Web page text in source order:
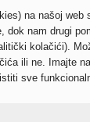
na našoj web
dok nam drugi
kolačići).
ili ne. Imajte
sve